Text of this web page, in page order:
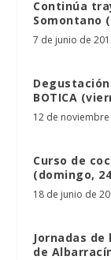
Continúa
Somontano
7 de junio de
BOTICA
12 de
Curso de
(domingo,
18 de junio de
Jornadas
de